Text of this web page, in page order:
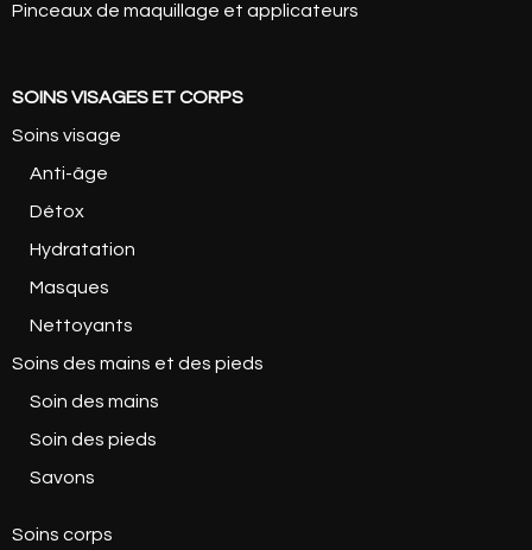
Pinceaux de maquillage et applicateurs
SOINS VISAGES ET CORPS
Soins visage
Anti-âge
Détox
Hydratation
Masques
Nettoyants
Soins des mains et des pieds
Soin des mains
Soin des pieds
Savons
Soins corps